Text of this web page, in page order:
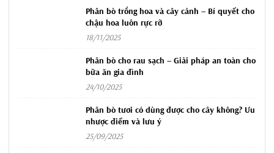
Phân bò trồng hoa và cây cảnh – Bí quyết cho
chậu hoa luôn rực rỡ
18/11/2025
Phân bò cho rau sạch – Giải pháp an toàn cho
bữa ăn gia đình
24/10/2025
Phân bò tươi có dùng được cho cây không? Ưu
nhược điểm và lưu ý
25/09/2025